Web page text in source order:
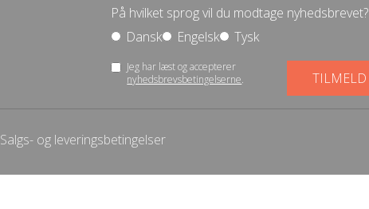
På hvilket sprog vil du modtage nyhedsbrevet?
Dansk
Engelsk Tysk
Jeg har læst og accepterer
nyhedsbrevsbetingelserne.
Salgs- og leveringsbetingelser